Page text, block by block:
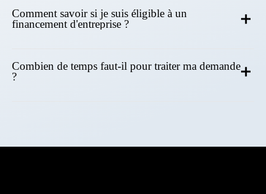
Comment savoir si je suis éligible à un
financement d'entreprise ?
Combien de temps faut-il pour traiter ma demande
?